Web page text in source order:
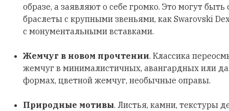
образе, а заявляют о себе громко. Это могут быть
браслеты с крупными звеньями, как Swarovski
с монументальными вставками.
Жемчуг в новом прочтении. Классика
жемчуг в минималистичных, авангардных или
формах, цветной жемчуг, необычные оправы.
Природные мотивы. Листья, камни, текстуры